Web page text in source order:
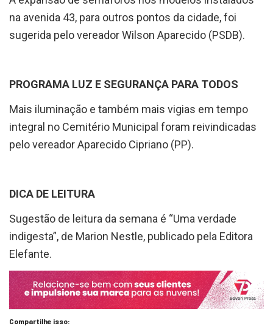
na avenida 43, para outros pontos da cidade, foi
sugerida pelo vereador Wilson Aparecido (PSDB).
PROGRAMA LUZ E SEGURANÇA PARA TODOS
Mais iluminação e também mais vigias em tempo
integral no Cemitério Municipal foram reivindicadas
pelo vereador Aparecido Cipriano (PP).
DICA DE LEITURA
Sugestão de leitura da semana é “Uma verdade
indigesta”, de Marion Nestle, publicado pela Editora
Elefante.
Compartilhe isso: